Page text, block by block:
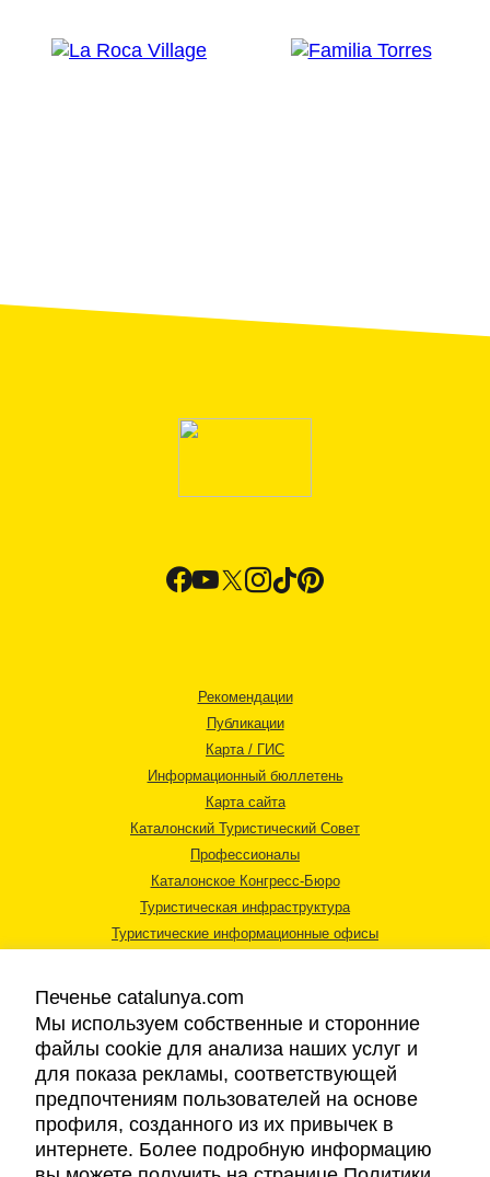
Рекомендации
Публикации
Карта / ГИС
Информационный бюллетень
Карта сайта
Каталонский Туристический Совет
Профессионалы
Каталонское Конгресс-Бюро
Туристическая инфраструктура
Туристические информационные офисы
Правовая информация
Cookies
Доступность
Печенье catalunya.com
Мы используем собственные и сторонние
файлы cookie для анализа наших услуг и
для показа рекламы, соответствующей
предпочтениям пользователей на основе
профиля, созданного из их привычек в
интернете. Более подробную информацию